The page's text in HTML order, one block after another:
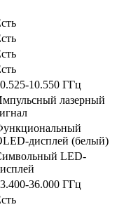
10.550 ГГц
лазерный
дисплей (белый)
LED-
36.000 ГГц